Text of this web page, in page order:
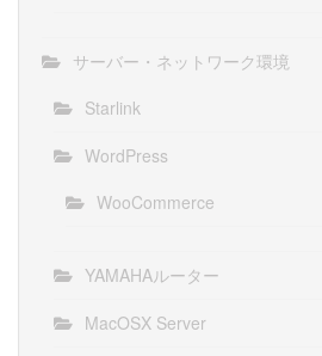
サーバー・ネットワーク環境
Starlink
WordPress
WooCommerce
YAMAHAルーター
MacOSX Server